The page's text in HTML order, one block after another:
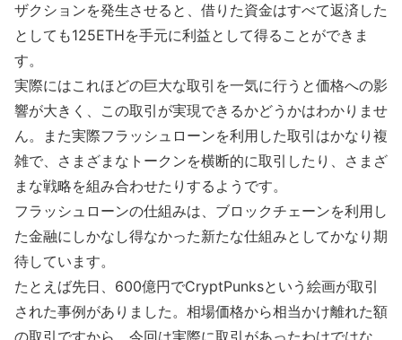
ザクションを発生させると、借りた資金はすべて返済した
としても125ETHを手元に利益として得ることができま
す。
実際にはこれほどの巨大な取引を一気に行うと価格への影
響が大きく、この取引が実現できるかどうかはわかりませ
ん。また実際フラッシュローンを利用した取引はかなり複
雑で、さまざまなトークンを横断的に取引したり、さまざ
まな戦略を組み合わせたりするようです。
フラッシュローンの仕組みは、ブロックチェーンを利用し
た金融にしかなし得なかった新たな仕組みとしてかなり期
待しています。
たとえば先日、600億円でCryptPunksという絵画が取引
された事例がありました。相場価格から相当かけ離れた額
の取引ですから、今回は実際に取引があったわけではな